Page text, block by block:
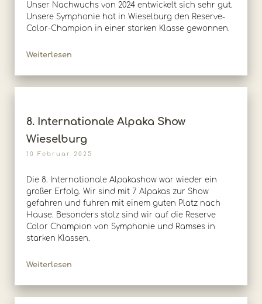
Unser Nachwuchs von 2024 entwickelt sich sehr gut.
Unsere Symphonie hat in Wieselburg den Reserve-
Color-Champion in einer starken Klasse gewonnen.
Weiterlesen
8. Internationale Alpaka Show
Wieselburg
10 Februar 2025
Die 8. Internationale Alpakashow war wieder ein
großer Erfolg. Wir sind mit 7 Alpakas zur Show
gefahren und fuhren mit einem guten Platz nach
Hause. Besonders stolz sind wir auf die Reserve
Color Champion von Symphonie und Ramses in
starken Klassen.
Weiterlesen